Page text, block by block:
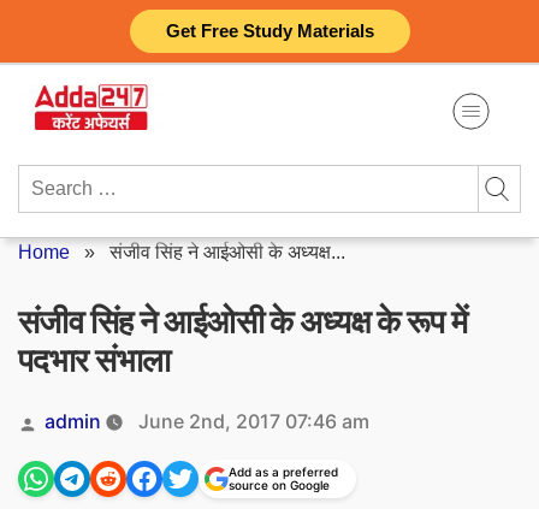
Get Free Study Materials
content
Search
Home »संजीव सिंह ने आईओसी के अध्यक्ष...
संजीव सिंह ने आईओसी के अध्यक्ष के रूप में
पदभार संभाला
Posted
by
admin June 2nd, 2017 07:46 am
Add as a preferred
source on Google